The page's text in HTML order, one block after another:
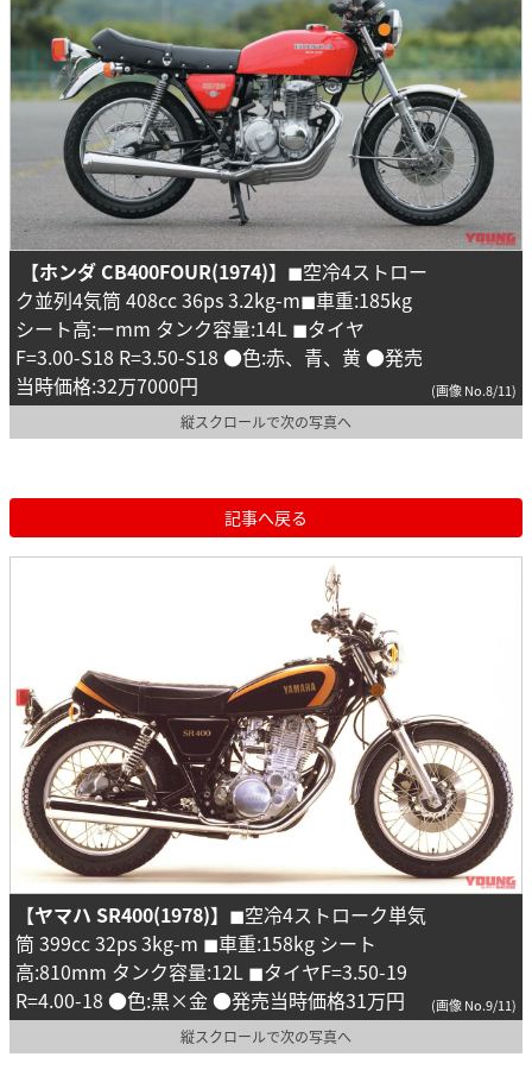
【ホンダ CB400FOUR(1974)】 ◼︎空冷4ストロー
ク並列4気筒 408cc 36ps 3.2kg-m◼︎車重:185kg
シート高:ーmm タンク容量:14L ◼︎タイヤ
F=3.00-S18 R=3.50-S18 ●色:赤、青、黄 ●発売
当時価格:32万7000円
(画像 No.8/11)
縦スクロールで次の写真へ
記事へ戻る
【ヤマハ SR400(1978)】 ◼︎空冷4ストローク単気
筒 399cc 32ps 3kg-m ◼︎車重:158kg シート
高:810mm タンク容量:12L ◼︎タイヤF=3.50-19
R=4.00-18 ●色:黒×金 ●発売当時価格31万円
(画像 No.9/11)
縦スクロールで次の写真へ